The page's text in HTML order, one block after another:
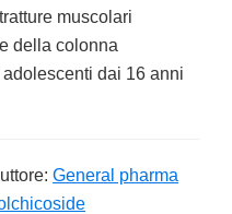
muscolari
della colonna
dai 16 anni
General pharma